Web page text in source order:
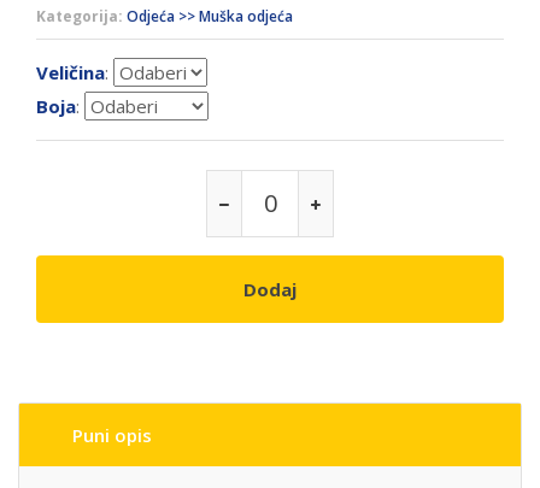
Kategorija: Odjeća >> Muška odjeća
Veličina:
Boja:
Dodaj
Puni opis